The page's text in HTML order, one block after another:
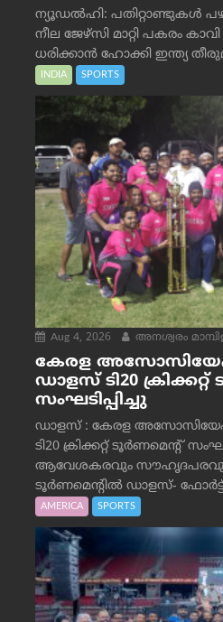
ന്യൂഡൽഹി: പതിറ്റാണ്ടുകൾ
നീല ജേഴ്‌സി മാറ്റി പകരം
ധരിക്കാൻ ഹോക്കി ഇന്ത്യ
INDIA SPORTS
Aug 4, 2026 അനശ്വരം
കേരള
ഡാളസ് ടി20
സംഘടിപ്പിച്ചു
ഡാളസ് : കേരള
ടി20 ക്രിക്കറ്റ് ടൂർണമെന്റ്
ആവേശകരവും
ടൂർണമെന്റിൽ ഡാളസ്-
AMERICA SPORTS